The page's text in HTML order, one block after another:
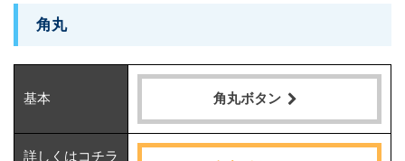
角丸
基本 角丸ボタン
詳しくはコチラ